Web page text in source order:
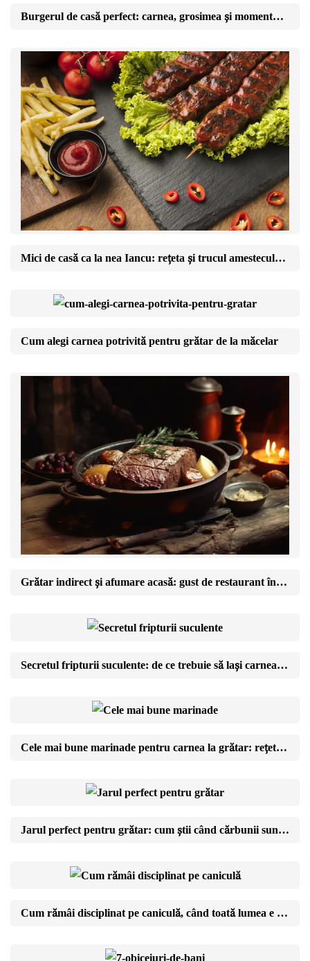
Burgerul de casă perfect: carnea, grosimea și momentul în care îl întorci
Mici de casă ca la nea Iancu: rețeta și trucul amestecului perfect
Cum alegi carnea potrivită pentru grătar de la măcelar
Grătar indirect și afumare acasă: gust de restaurant în curtea ta
Secretul fripturii suculente: de ce trebuie să lași carnea să se odihnească
Cele mai bune marinade pentru carnea la grătar: rețete și reguli de aur
Jarul perfect pentru grătar: cum știi când cărbunii sunt gata (testul cu mâna)
Cum rămâi disciplinat pe caniculă, când toată lumea e în vacanță